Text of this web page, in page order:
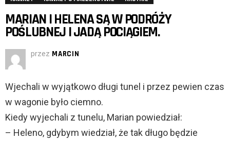
MARIAN I HELENA SĄ W PODRÓŻY
POŚLUBNEJ I JADĄ POCIĄGIEM.
przez MARCIN
Wjechali w wyjątkowo długi tunel i przez pewien czas
w wagonie było ciemno.
Kiedy wyjechali z tunelu, Marian powiedział:
– Heleno, gdybym wiedział, że tak długo będzie